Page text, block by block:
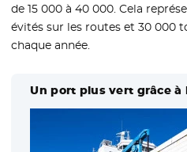
de 15 000 à 40 000. Cela
évités sur les routes et 30 000
chaque année.
Un port plus vert grâce à